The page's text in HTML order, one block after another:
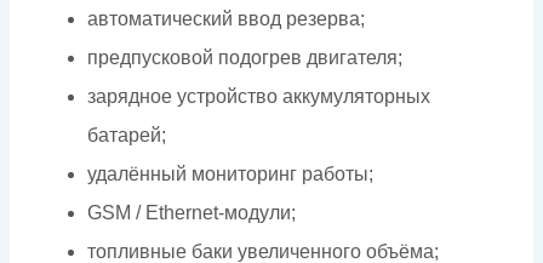
автоматический ввод резерва;
предпусковой подогрев двигателя;
зарядное устройство аккумуляторных
батарей;
удалённый мониторинг работы;
GSM / Ethernet-модули;
топливные баки увеличенного объёма;